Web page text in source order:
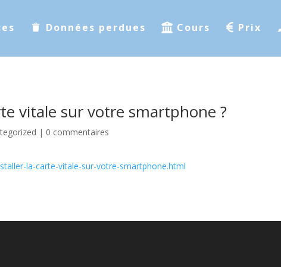
Données perdues Cours Prix
vitale sur votre smartphone ?
| 0 commentaires
la-carte-vitale-sur-votre-smartphone.html